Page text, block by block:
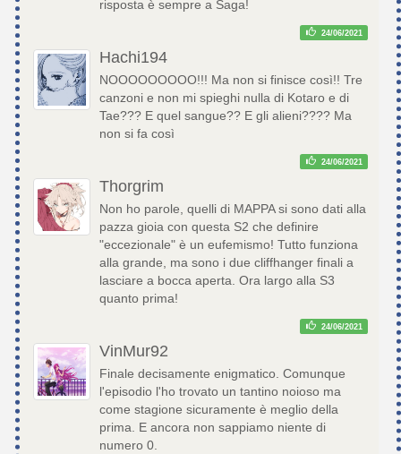
risposta è sempre a Saga!
24/06/2021
Hachi194
NOOOOOOOOO!!! Ma non si finisce così!! Tre
canzoni e non mi spieghi nulla di Kotaro e di
Tae??? E quel sangue?? E gli alieni???? Ma
non si fa così
24/06/2021
Thorgrim
Non ho parole, quelli di MAPPA si sono dati alla
pazza gioia con questa S2 che definire
"eccezionale" è un eufemismo! Tutto funziona
alla grande, ma sono i due cliffhanger finali a
lasciare a bocca aperta. Ora largo alla S3
quanto prima!
24/06/2021
VinMur92
Finale decisamente enigmatico. Comunque
l'episodio l'ho trovato un tantino noioso ma
come stagione sicuramente è meglio della
prima. E ancora non sappiamo niente di
numero 0.